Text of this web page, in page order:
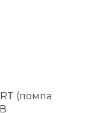
(помпа